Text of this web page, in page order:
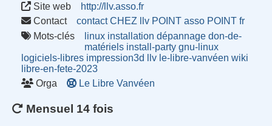
Site web
http://llv.asso.fr
Contact
contact CHEZ llv POINT asso POINT fr
Mots-clés
linux installation dépannage don-de-
matériels install-party gnu-linux
logiciels-libres impression3d llv le-libre-vanvéen wiki
libre-en-fete-2023
Orga
Le Libre Vanvéen
Mensuel 14 fois